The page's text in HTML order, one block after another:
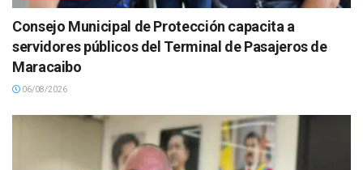
Consejo Municipal de Protección capacita a
servidores públicos del Terminal de Pasajeros de
Maracaibo
06/08/2026